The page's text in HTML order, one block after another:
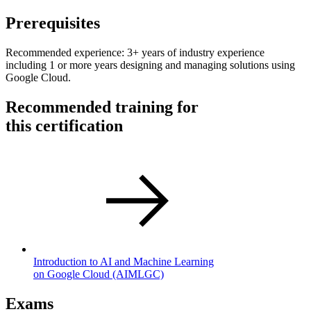
Prerequisites
Recommended experience: 3+ years of industry experience
including 1 or more years designing and managing solutions using
Google Cloud.
Recommended training for
this certification
Introduction to AI and Machine Learning
on Google Cloud (AIMLGC)
Exams